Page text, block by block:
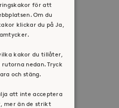
Stora Sköndal
för att
Om du
klickar du på Ja,
kakor du tillåter,
nedan. Tryck
och stäng.
att inte acceptera
mer än de strikt